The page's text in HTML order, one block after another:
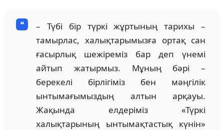
– Түбі бір түркі жұртының тарихы –
тамырлас, халықтарымызға ортақ сан
ғасырлық шежіреміз бар деп үнемі
айтып жатырмыз. Мұның бәрі –
берекелі бірлігіміз бен мәңгілік
ынтымағымыздың алтын арқауы.
Жақында елдеріміз «Түркі
халықтарының ынтымақтастық күнін»